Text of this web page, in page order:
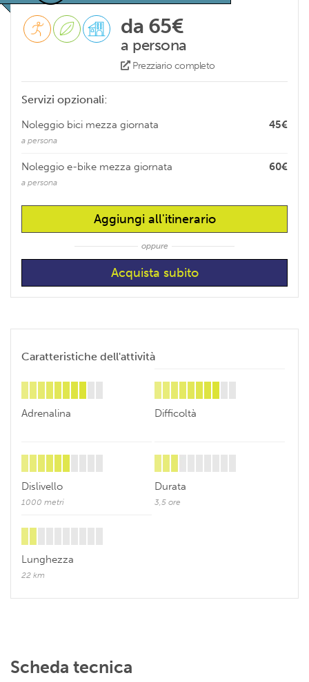
da 65€
a persona
Prezziario completo
Servizi opzionali:
45€
Noleggio bici mezza giornata
a persona
60€
Noleggio e-bike mezza giornata
a persona
Aggiungi all'itinerario
oppure
Caratteristiche dell'attività
Adrenalina Difficoltà
Dislivello
1000 metri
Durata
3,5 ore
Lunghezza
22 km
Scheda tecnica